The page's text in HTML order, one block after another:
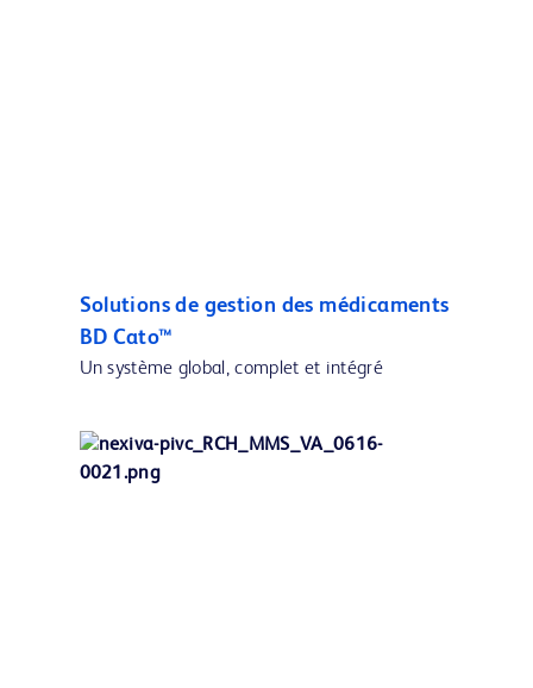
Solutions de gestion des médicaments
BD Cato™
Un système global, complet et intégré